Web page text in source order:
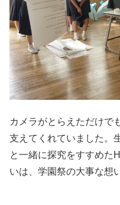
カメラがとらえただけで
支えてくれていました。
と一緒に探究をすすめた
いは、学園祭の大事な想